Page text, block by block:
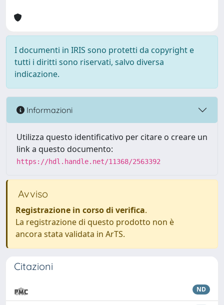
I documenti in IRIS sono protetti da copyright e
tutti i diritti sono riservati, salvo diversa
indicazione.
Informazioni
Utilizza questo identificativo per citare o creare un
link a questo documento:
https://hdl.handle.net/11368/2563392
Avviso
Registrazione in corso di verifica.
La registrazione di questo prodotto non è
ancora stata validata in ArTS.
Citazioni
ND